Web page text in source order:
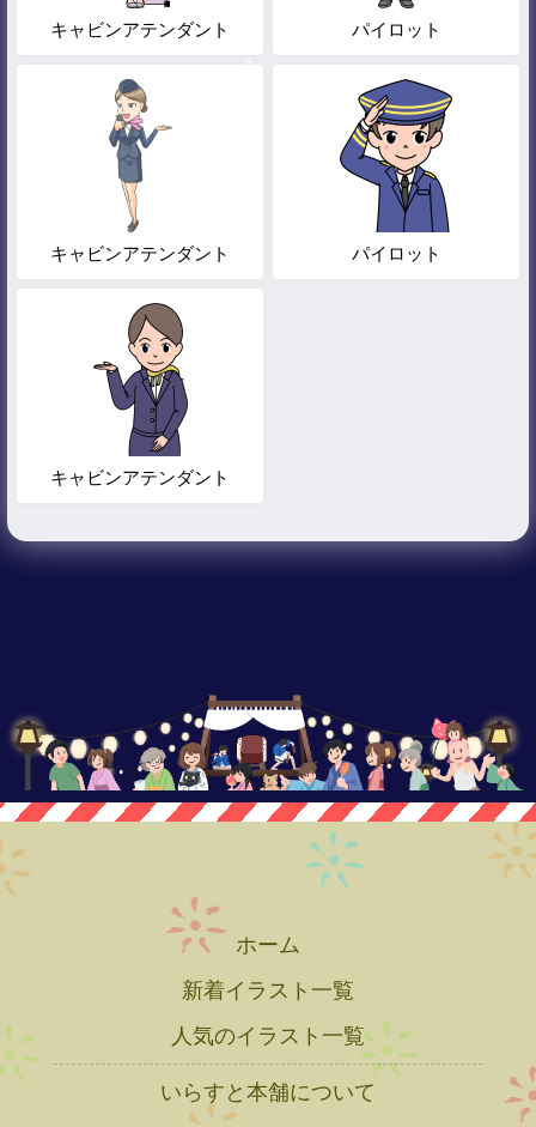
キャビンアテンダント パイロット
キャビンアテンダント パイロット
キャビンアテンダント
ホーム
新着イラスト一覧
人気のイラスト一覧
いらすと本舗について